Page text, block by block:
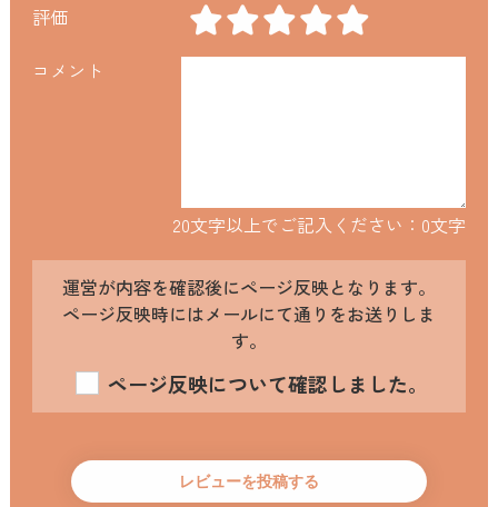
評価
コメント
20文字以上でご記入ください： 0文字
運営が内容を確認後にページ反映となります。
ページ反映時にはメールにて通りをお送りしま
す。
ページ反映について確認しました。